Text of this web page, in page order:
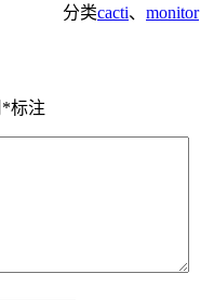
分类cacti、 monitor
*标注